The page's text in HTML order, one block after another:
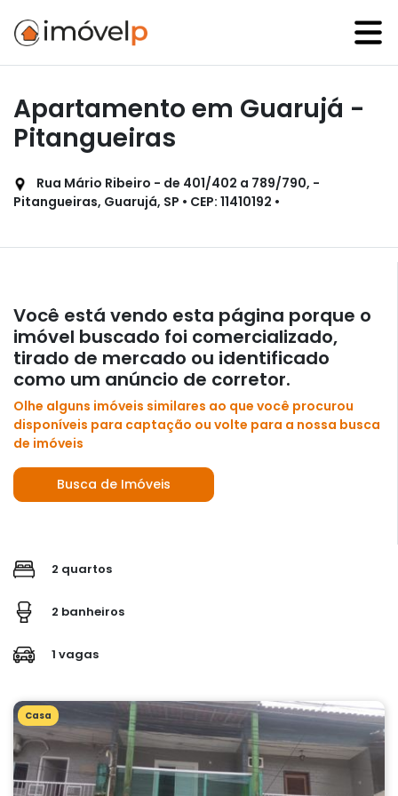
Apartamento em Guarujá -
Pitangueiras
Rua Mário Ribeiro - de 401/402 a 789/790, -
Pitangueiras, Guarujá, SP • CEP: 11410192 •
Você está vendo esta página porque o
imóvel buscado foi comercializado,
tirado de mercado ou identificado
como um anúncio de corretor.
Olhe alguns imóveis similares ao que você procurou
disponíveis para captação ou volte para a nossa busca
de imóveis
Busca de Imóveis
2 quartos
2 banheiros
1 vagas
Casa